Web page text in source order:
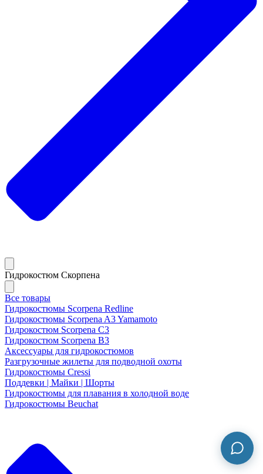
Гидрокостюм Скорпена
Все товары
Гидрокостюмы Scorpena Redline
Гидрокостюмы Scorpena A3 Yamamoto
Гидрокостюм Scorpena C3
Гидрокостюм Scorpena B3
Аксессуары для гидрокостюмов
Разгрузочные жилеты для подводной охоты
Гидрокостюмы Cressi
Поддевки | Майки | Шорты
Гидрокостюмы для плавания в холодной воде
Гидрокостюмы Beuchat